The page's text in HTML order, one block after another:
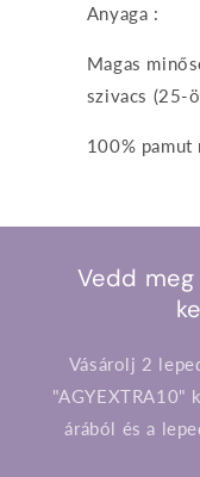
Anyaga :
Magas
szivacs (25-
100% pamut
Vedd
Vásárolj 2
"AGYEXTRA10"
árából és a